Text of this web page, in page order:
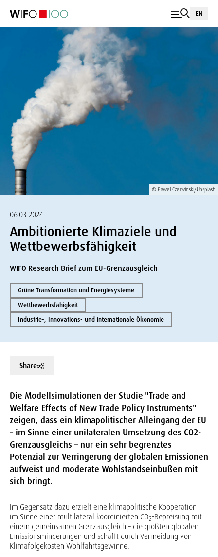
EN
© Pawel Czerwinski/Unsplash
06.03.2024
Ambitionierte Klimaziele und
Wettbewerbsfähigkeit
WIFO Research Brief zum EU-Grenzausgleich
Grüne Transformation und Energiesysteme
Wettbewerbsfähigkeit
Industrie-, Innovations- und internationale Ökonomie
Share
Die Modellsimulationen der Studie "Trade and
Welfare Effects of New Trade Policy Instruments"
zeigen, dass ein klimapolitischer Alleingang der EU
– im Sinne einer unilateralen Umsetzung des CO2-
Grenzausgleichs – nur ein sehr begrenztes
Potenzial zur Verringerung der globalen Emissionen
aufweist und moderate Wohlstandseinbußen mit
sich bringt.
Im Gegensatz dazu erzielt eine klimapolitische Kooperation –
im Sinne einer multilateral koordinierten CO2-Bepreisung mit
einem gemeinsamen Grenzausgleich – die größten globalen
Emissionsminderungen und schafft durch Vermeidung von
Klimafolgekosten Wohlfahrtsgewinne.